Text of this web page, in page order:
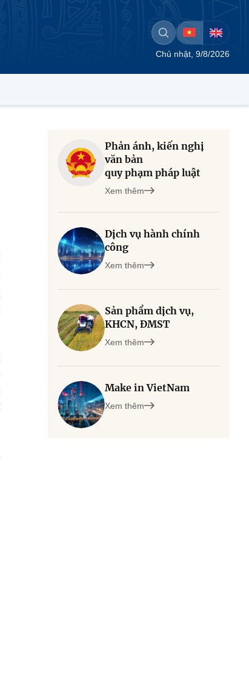
Chủ nhật, 9/8/2026
Phản ánh, kiến nghị
văn bản
quy phạm pháp luật
Xem thêm
Dịch vụ hành chính
công
Xem thêm
Sản phẩm dịch vụ,
KHCN, ĐMST
Xem thêm
Make in VietNam
Xem thêm